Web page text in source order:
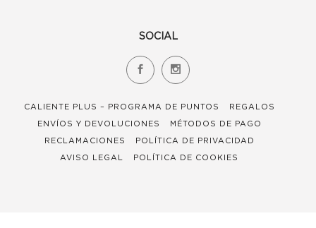
SOCIAL
CALIENTE PLUS – PROGRAMA DE PUNTOS
REGALOS
ENVÍOS Y DEVOLUCIONES
MÉTODOS DE PAGO
RECLAMACIONES
POLÍTICA DE PRIVACIDAD
AVISO LEGAL
POLÍTICA DE COOKIES